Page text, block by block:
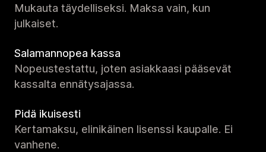
Mukauta täydelliseksi. Maksa vain, kun
julkaiset.
Salamannopea kassa
Nopeustestattu, joten asiakkaasi pääsevät
kassalta ennätysajassa.
Pidä ikuisesti
Kertamaksu, elinikäinen lisenssi kaupalle. Ei
vanhene.